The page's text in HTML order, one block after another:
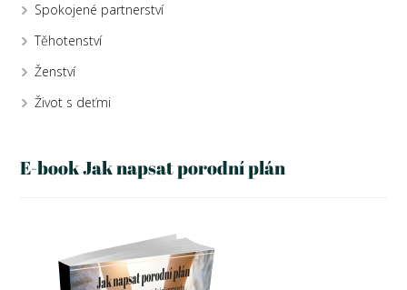
Spokojené partnerství
Těhotenství
Ženství
Život s deťmi
E-book Jak napsat porodní plán